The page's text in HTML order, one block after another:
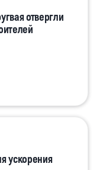
отвергли
ускорения